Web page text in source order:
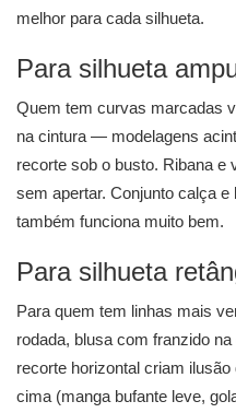
melhor para cada silhueta.
Para silhueta
Quem tem curvas marcadas
na cintura — modelagens
recorte sob o busto. Ribana
sem apertar. Conjunto calça
também funciona muito bem.
Para silhueta
Para quem tem linhas mais
rodada, blusa com franzido
recorte horizontal criam
cima (manga bufante leve,